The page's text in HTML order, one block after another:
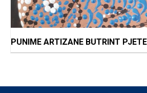
PUNIME ARTIZANE BUTRINT